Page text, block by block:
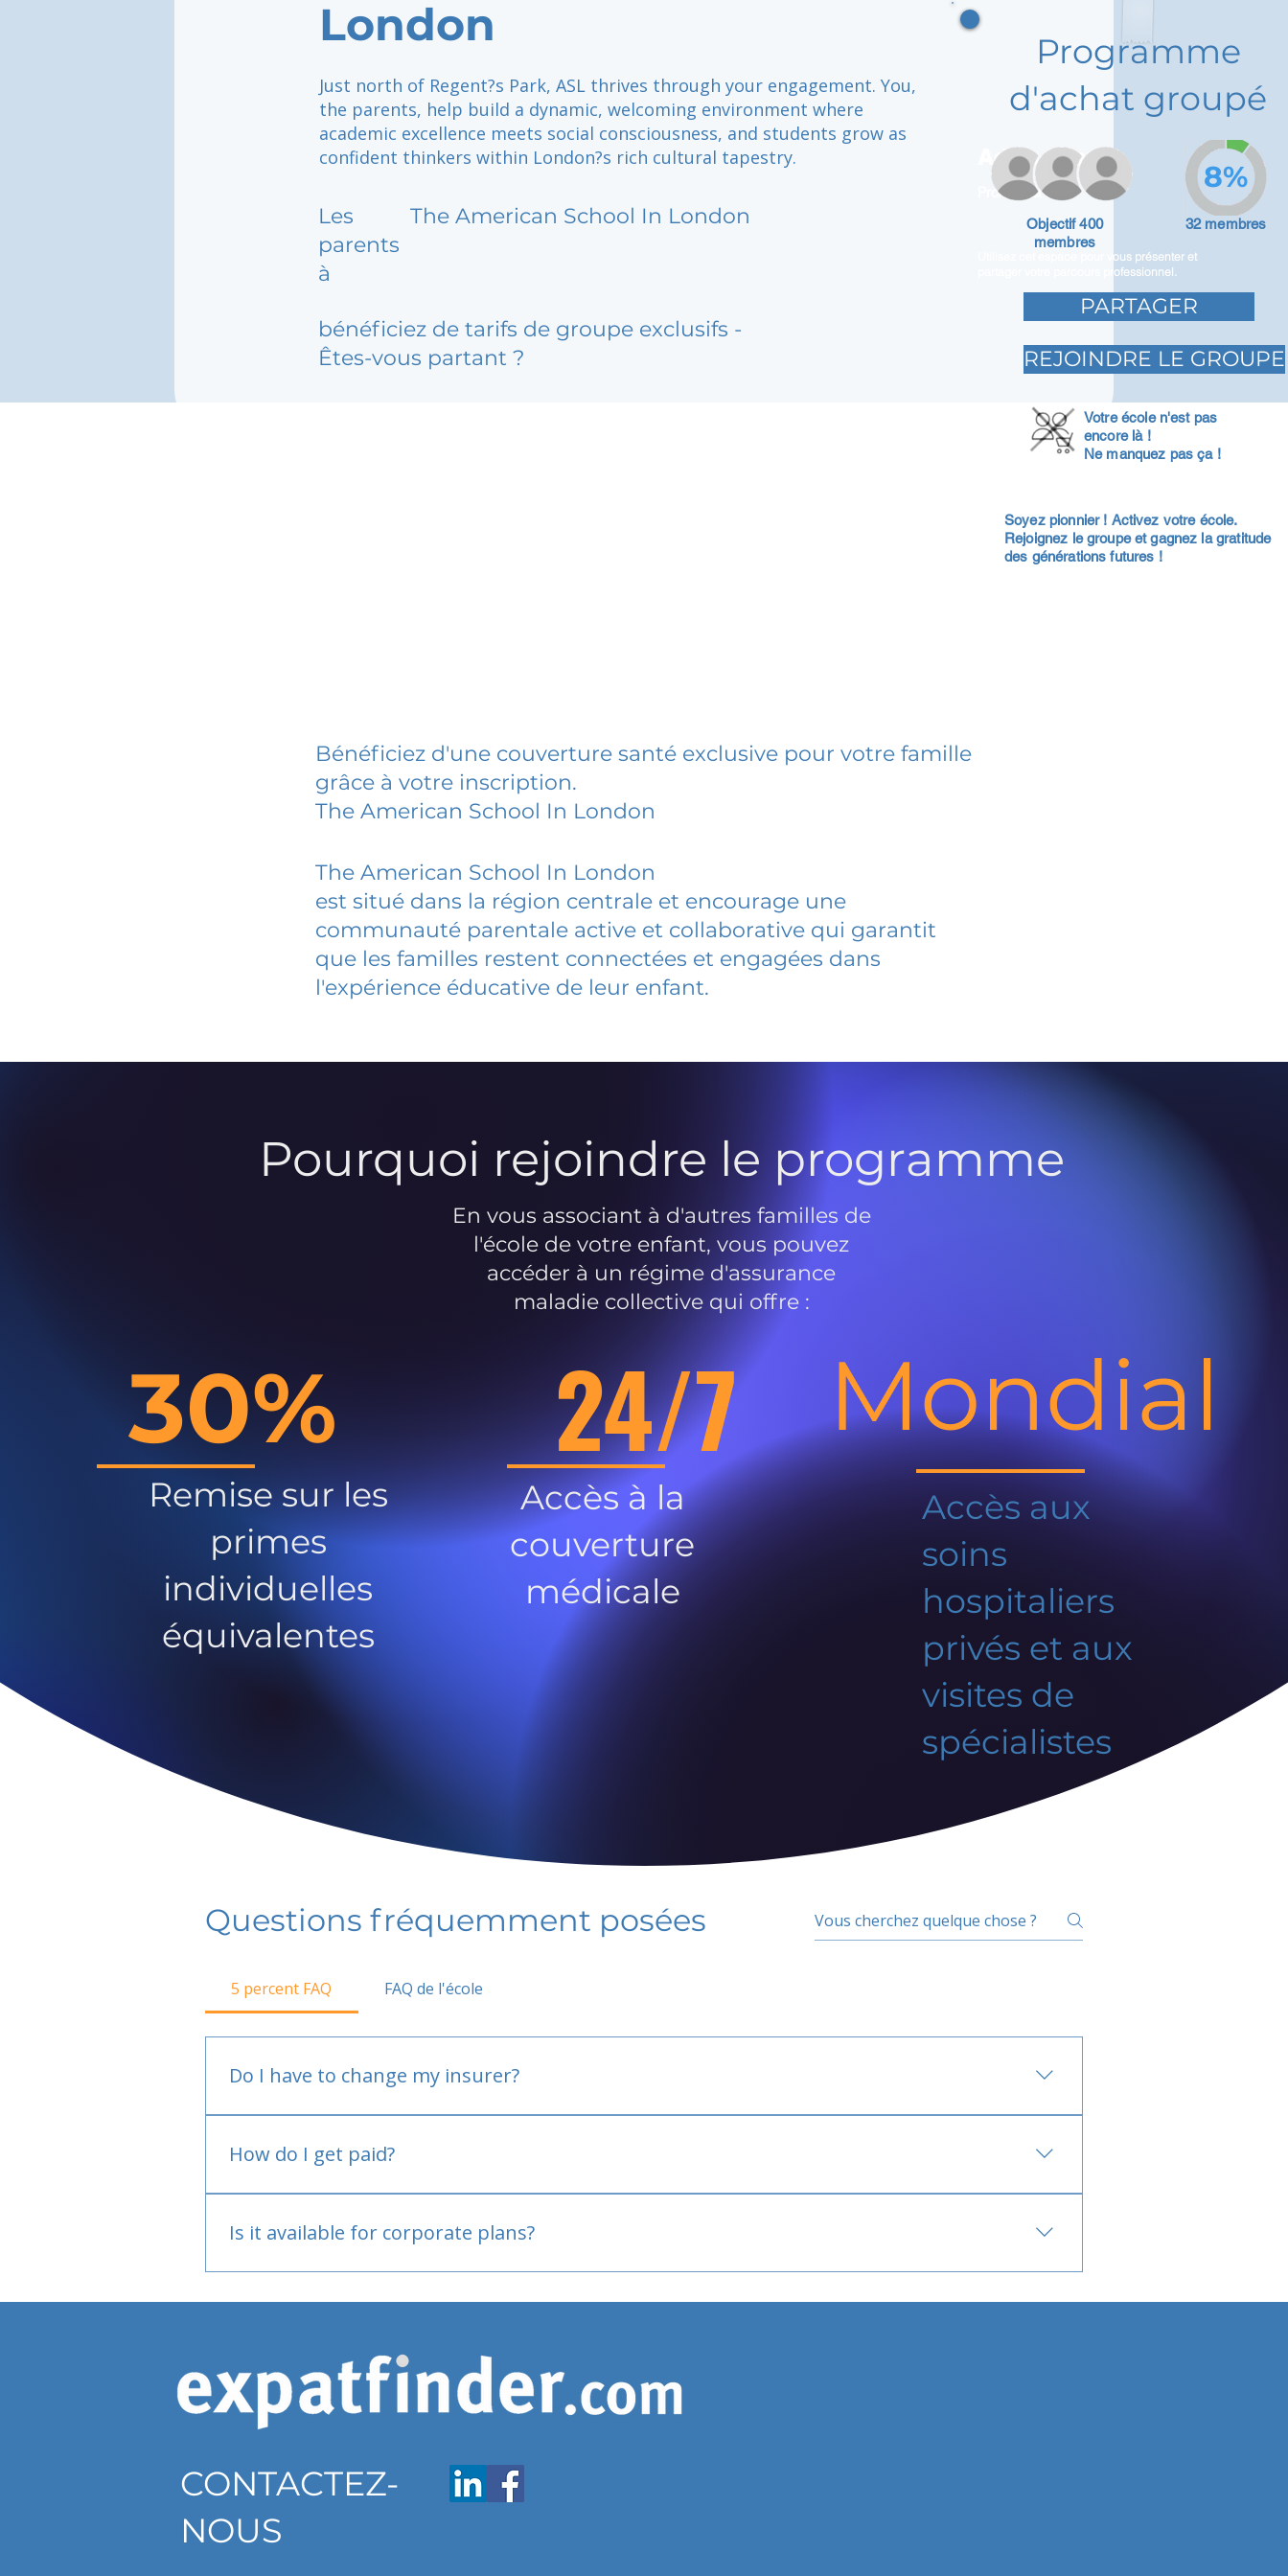
London
Just north of Regent?s Park, ASL thrives through your engagement. You,
the parents, help build a dynamic, welcoming environment where
academic excellence meets social consciousness, and students grow as
confident thinkers within London?s rich cultural tapestry.
Les
parents
à
The American School In London
bénéficiez de tarifs de groupe exclusifs -
Êtes-vous partant ?
Adam Caar
Promoteur
Utilisez cet espace pour vous présenter et
partager votre parcours professionnel.
Programme
d'achat groupé
Objectif 400
membres
32 membres
8%
PARTAGER
REJOINDRE LE GROUPE
Votre école n'est pas
encore là !
Ne manquez pas ça !
Soyez pionnier ! Activez votre école.
Rejoignez le groupe et gagnez la gratitude
des générations futures !
Bénéficiez d'une couverture santé exclusive pour votre famille
grâce à votre inscription.
The American School In London
The American School In London
est situé dans la région centrale et encourage une
communauté parentale active et collaborative qui garantit
que les familles restent connectées et engagées dans
l'expérience éducative de leur enfant.
Pourquoi rejoindre le programme
En vous associant à d'autres familles de
l'école de votre enfant, vous pouvez
accéder à un régime d'assurance
maladie collective qui offre :
30%
Remise sur les
primes
individuelles
équivalentes
24/7
Accès à la
couverture
médicale
Mondial
Accès aux
soins
hospitaliers
privés et aux
visites de
spécialistes
Questions fréquemment posées
5 percent FAQ FAQ de l'école
Do I have to change my insurer?
How do I get paid?
Is it available for corporate plans?
CONTACTEZ-
NOUS